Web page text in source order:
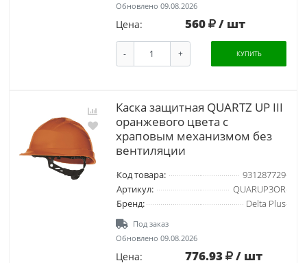
Обновлено 09.08.2026
Цена: 560 / шт
- + КУПИТЬ
Каска защитная QUARTZ UP III
оранжевого цвета с
храповым механизмом без
вентиляции
Код товара:
931287729
Артикул:
QUARUP3OR
Бренд:
Delta Plus
Под заказ
Обновлено 09.08.2026
Цена: 776.93 / шт